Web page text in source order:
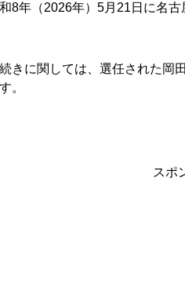
8年（2026年）5月21日に名
きに関しては、選任された岡
。
スポ